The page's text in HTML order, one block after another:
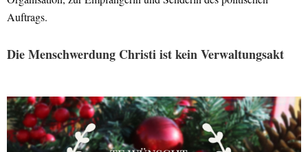
Auftrags.
Die Menschwerdung Christi ist kein Verwaltungsakt